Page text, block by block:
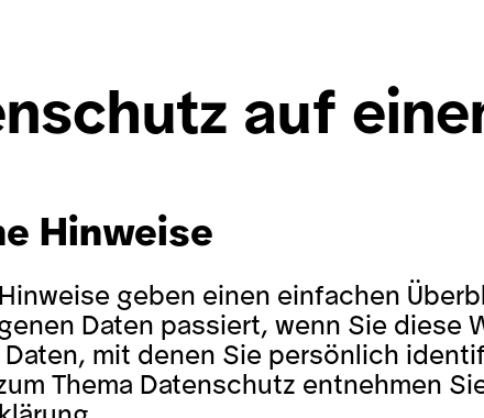
auf
Hinweise
geben einen einfachen
Daten passiert, wenn Sie diese
Daten, mit denen Sie persönlich
Thema Datenschutz entnehmen